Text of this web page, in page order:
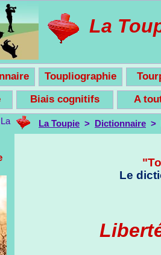
La
Toupliographie
Biais cognitifs A
La Toupie > Dictionnaire >
Le